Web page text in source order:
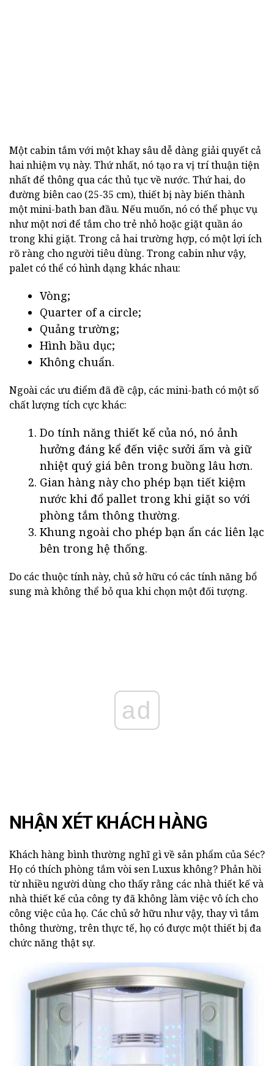
Một cabin tắm với một khay sâu dễ dàng giải quyết cả
hai nhiệm vụ này. Thứ nhất, nó tạo ra vị trí thuận tiện
nhất để thông qua các thủ tục về nước. Thứ hai, do
đường biên cao (25-35 cm), thiết bị này biến thành
một mini-bath ban đầu. Nếu muốn, nó có thể phục vụ
như một nơi để tắm cho trẻ nhỏ hoặc giặt quần áo
trong khi giặt. Trong cả hai trường hợp, có một lợi ích
rõ ràng cho người tiêu dùng. Trong cabin như vậy,
palet có thể có hình dạng khác nhau:
Vòng;
Quarter of a circle;
Quảng trường;
Hình bầu dục;
Không chuẩn.
Ngoài các ưu điểm đã đề cập, các mini-bath có một số
chất lượng tích cực khác:
Do tính năng thiết kế của nó, nó ảnh
hưởng đáng kể đến việc sưởi ấm và giữ
nhiệt quý giá bên trong buồng lâu hơn.
Gian hàng này cho phép bạn tiết kiệm
nước khi đổ pallet trong khi giặt so với
phòng tắm thông thường.
Khung ngoài cho phép bạn ẩn các liên lạc
bên trong hệ thống.
Do các thuộc tính này, chủ sở hữu có các tính năng bổ
sung mà không thể bỏ qua khi chọn một đối tượng.
ad
NHẬN XÉT KHÁCH HÀNG
Khách hàng bình thường nghĩ gì về sản phẩm của Séc?
Họ có thích phòng tắm vòi sen Luxus không? Phản hồi
từ nhiều người dùng cho thấy rằng các nhà thiết kế và
nhà thiết kế của công ty đã không làm việc vô ích cho
công việc của họ. Các chủ sở hữu như vậy, thay vì tắm
thông thường, trên thực tế, họ có được một thiết bị đa
chức năng thật sự.